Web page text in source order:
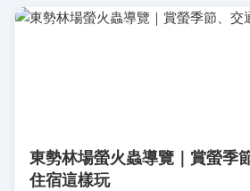
東勢林場螢火蟲導覽｜賞螢季
住宿這樣玩